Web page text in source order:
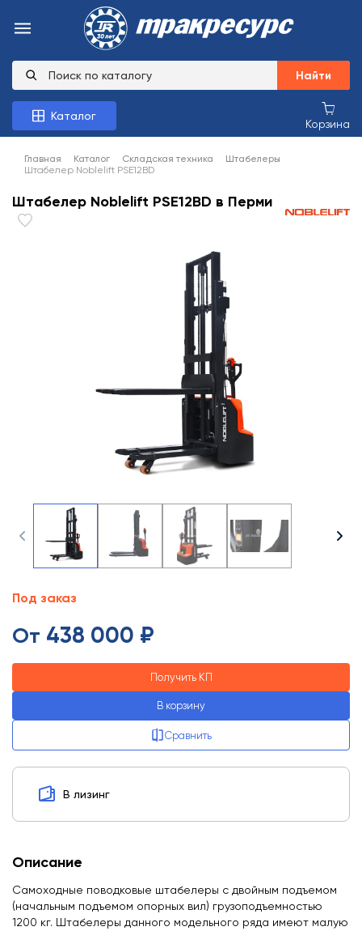
Найти
Каталог
Корзина
Главная Каталог Складская техника
Штабелеры
Штабелер Noblelift PSE12BD
Штабелер Noblelift PSE12BD в Перми
Под заказ
От 438 000 ₽
Получить КП
В корзину
Сравнить
В лизинг
Описание
Самоходные поводковые штабелеры с двойным подъемом
(начальным подъемом опорных вил) грузоподъемностью
1200 кг. Штабелеры данного модельного ряда имеют малую